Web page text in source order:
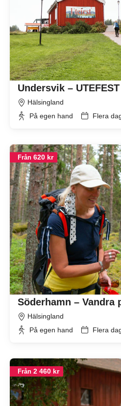
Undersvik –
Hälsingland
På egen hand
Flera
Söderhamn – Vandra
Hälsingland
På egen hand
Flera
Från 620 kr
Från 2 460 kr